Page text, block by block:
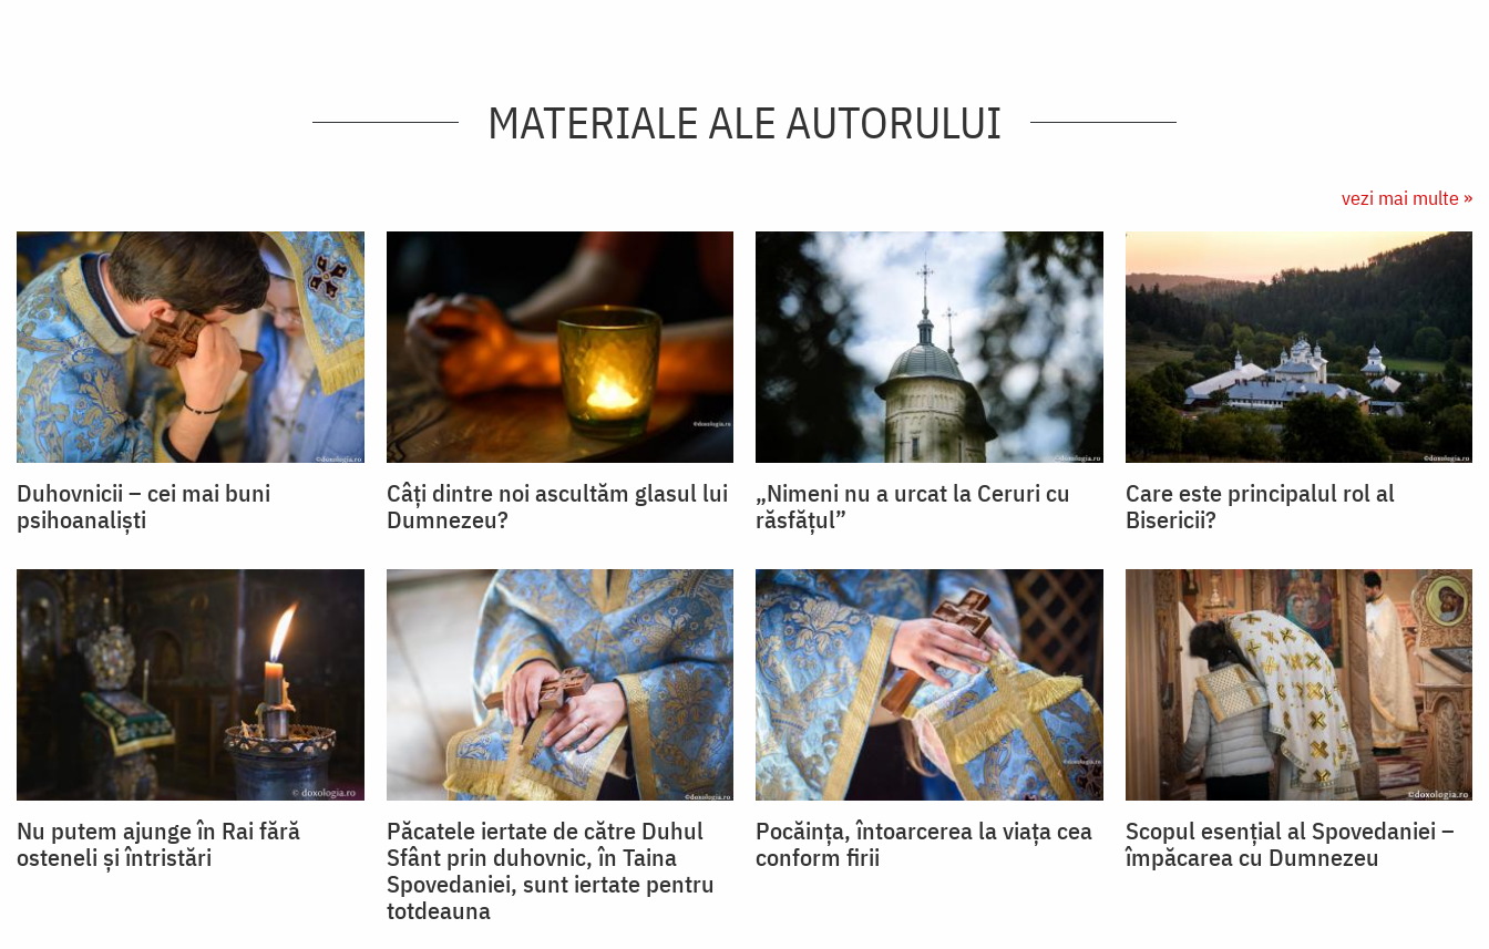
MATERIALE ALE AUTORULUI
vezi mai multe »
Duhovnicii – cei mai buni
psihoanaliști
Câți dintre noi ascultăm glasul lui
Dumnezeu?
„Nimeni nu a urcat la Ceruri cu
răsfățul”
Care este principalul rol al
Bisericii?
Nu putem ajunge în Rai fără
osteneli și întristări
Păcatele iertate de către Duhul
Sfânt prin duhovnic, în Taina
Spovedaniei, sunt iertate pentru
totdeauna
Pocăința, întoarcerea la viața cea
conform firii
Scopul esențial al Spovedaniei –
împăcarea cu Dumnezeu